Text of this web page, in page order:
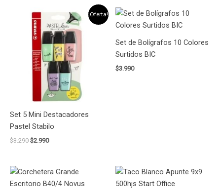
¡Oferta!
Set 5 Mini Destacadores
Pastel Stabilo
$3.290
El
precio
original
era:
$3.290.
$2.990
actual
es:
$2.990.
Set de Bolígrafos 10 Colores
Surtidos BIC
$3.990